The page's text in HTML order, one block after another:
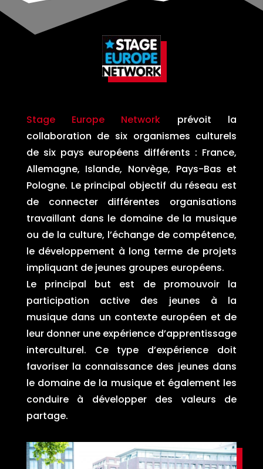
Stage Europe Network prévoit la
collaboration de six organismes culturels
de six pays européens différents : France,
Allemagne, Islande, Norvège, Pays-Bas et
Pologne. Le principal objectif du réseau est
de connecter différentes organisations
travaillant dans le domaine de la musique
ou de la culture, l’échange de compétence,
le développement à long terme de projets
impliquant de jeunes groupes européens.
Le principal but est de promouvoir la
participation active des jeunes à la
musique dans un contexte européen et de
leur donner une expérience d’apprentissage
interculturel. Ce type d’expérience doit
favoriser la connaissance des jeunes dans
le domaine de la musique et également les
conduire à développer des valeurs de
partage.